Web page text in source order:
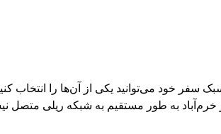
خود می‌توانید یکی از آن‌ها را انتخاب
به طور مستقیم به شبکه ریلی متصل